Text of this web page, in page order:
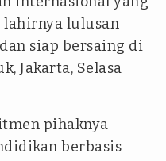
lahirnya lulusan
siap bersaing di
Jakarta, Selasa
pihaknya
berbasis